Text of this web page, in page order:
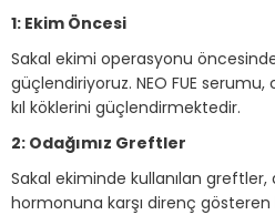
1: Ekim Öncesi
Sakal ekimi operasyonu öncesinde
güçlendiriyoruz. NEO FUE
kıl köklerini güçlendirmektedir.
2: Odağımız Greftler
Sakal ekiminde kullanılan
hormonuna karşı direnç gösteren